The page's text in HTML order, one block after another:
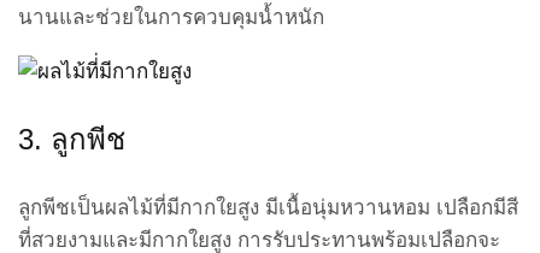
นานและช่วยในการควบคุมน้ำหนัก
3. ลูกพีช
ลูกพีชเป็นผลไม้ที่มีกากใยสูง มีเนื้อนุ่มหวานหอม เปลือกมีสี
ที่สวยงามและมีกากใยสูง การรับประทานพร้อมเปลือกจะ